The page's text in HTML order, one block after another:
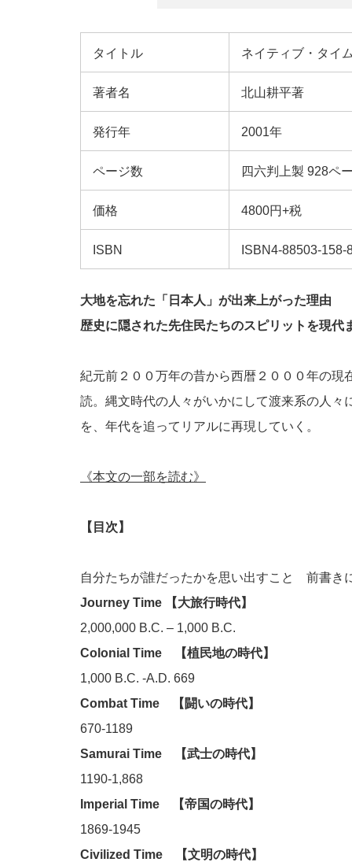
タイトル ネイティブ・タイ
著者名 北山耕平著
発行年 2001年
ページ数 四六判上製 928ペ
価格 4800円+税
ISBN ISBN4-88503-
大地を忘れた「日本人」が出来上がった理由
歴史に隠された先住民たちのスピリットを現代
紀元前２００万年の昔から西暦２０００年の
読。縄文時代の人々がいかにして渡来系の人
を、年代を追ってリアルに再現していく。
《本文の一部を読む》
【目次】
自分たちが誰だったかを思い出すこと 前書き
Journey Time 【大旅行時代】
2,000,000 B.C. – 1,000 B.C.
Colonial Time 【植民地の時代】
1,000 B.C. -A.D. 669
Combat Time 【闘いの時代】
670-1189
Samurai Time 【武士の時代】
1190-1,868
Imperial Time 【帝国の時代】
1869-1945
Civilized Time 【文明の時代】